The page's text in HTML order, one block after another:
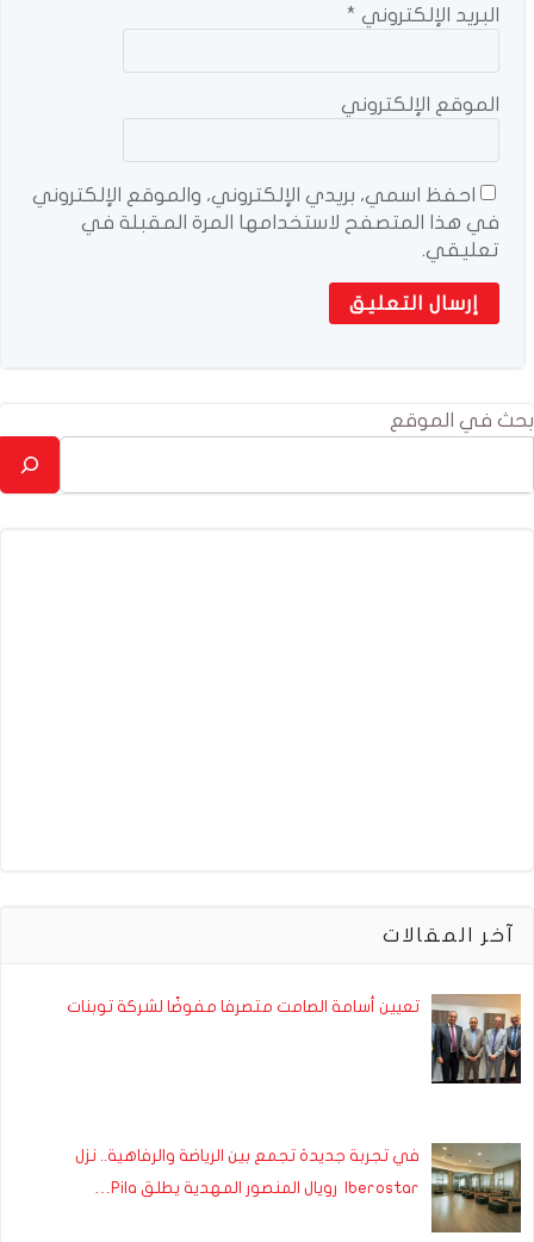
البريد الإلكتروني *
الموقع الإلكتروني
احفظ اسمي، بريدي الإلكتروني، والموقع الإلكتروني
في هذا المتصفح لاستخدامها المرة المقبلة في
تعليقي.
بحث في الموقع
آخر المقالات
تعيين أسامة الصامت متصرفا مفوضًا لشركة توبنات
في تجربة جديدة تجمع بين الرياضة والرفاهية.. نزل
Iberostar رويال المنصور المهدية يطلق Pila…